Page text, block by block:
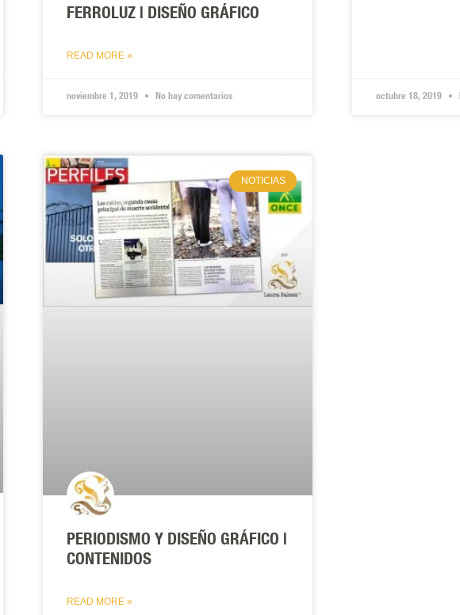
FERROLUZ | DISEÑO GRÁFICO
READ MORE »
noviembre 1, 2019 No hay comentarios octubre 18, 2019
NOTICIAS
PERIODISMO Y DISEÑO GRÁFICO |
CONTENIDOS
READ MORE »